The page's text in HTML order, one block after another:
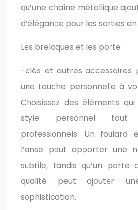
qu’une chaîne métallique
d’élégance pour les sorties en
Les breloques et les porte
-clés et autres accessoires
une touche personnelle à
Choisissez des éléments
style personnel
professionnels. Un foulard
l’anse peut apporter une
subtile, tandis qu’un
qualité peut ajouter
sophistication.